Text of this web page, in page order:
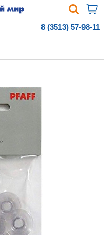
8 (3513) 57-98-11